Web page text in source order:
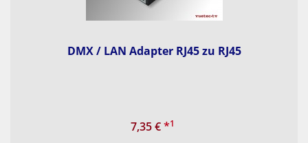
DMX / LAN Adapter RJ45 zu RJ45
7,35 €*1